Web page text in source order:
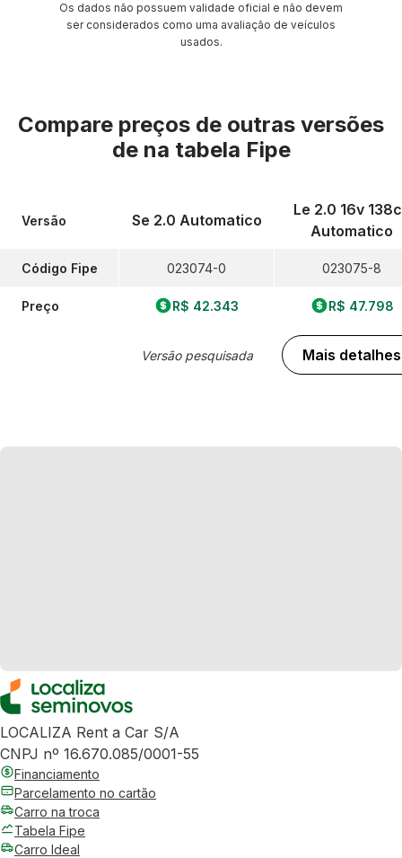
Os dados não possuem validade oficial e não devem
ser considerados como uma avaliação de veículos
usados.
Compare preços de outras versões
de na tabela Fipe
Versão
Código Fipe
Preço
Se 2.0 Automatico
023074-0
R$ 42.343
Versão pesquisada
Le 2.0 16v
Automatico
023075-8
R$ 47.798
Mais detalhes
LOCALIZA Rent a Car S/A
CNPJ nº 16.670.085/0001-55
Financiamento
Parcelamento no cartão
Carro na troca
Tabela Fipe
Carro Ideal